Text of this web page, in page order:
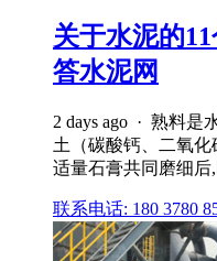
关于水泥的
答水泥网
2 days ago · 熟料是
土（碳酸钙、二氧
适量石膏共同磨细后
联系电话: 180 3780